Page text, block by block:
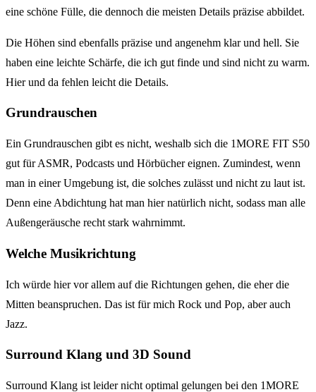
eine schöne Fülle, die dennoch die meisten Details präzise abbildet.
Die Höhen sind ebenfalls präzise und angenehm klar und hell. Sie
haben eine leichte Schärfe, die ich gut finde und sind nicht zu warm.
Hier und da fehlen leicht die Details.
Grundrauschen
Ein Grundrauschen gibt es nicht, weshalb sich die 1MORE FIT S50
gut für ASMR, Podcasts und Hörbücher eignen. Zumindest, wenn
man in einer Umgebung ist, die solches zulässt und nicht zu laut ist.
Denn eine Abdichtung hat man hier natürlich nicht, sodass man alle
Außengeräusche recht stark wahrnimmt.
Welche Musikrichtung
Ich würde hier vor allem auf die Richtungen gehen, die eher die
Mitten beanspruchen. Das ist für mich Rock und Pop, aber auch
Jazz.
Surround Klang und 3D Sound
Surround Klang ist leider nicht optimal gelungen bei den 1MORE